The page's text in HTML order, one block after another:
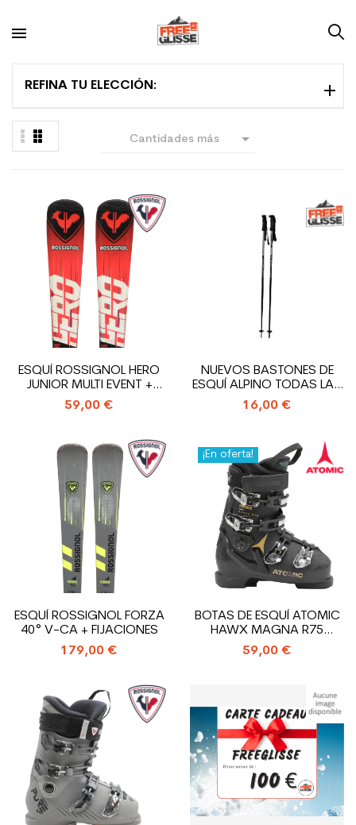
REFINA TU ELECCIÓN:
Cantidades más 
ESQUÍ ROSSIGNOL HERO
JUNIOR MULTI EVENT +
FIJACIONES
59,00 €
NUEVOS BASTONES DE
ESQUÍ ALPINO TODAS LAS
MARCAS UN PAR
16,00 €
ESQUÍ ROSSIGNOL FORZA
40° V-CA + FIJACIONES
179,00 €
BOTAS DE ESQUÍ ATOMIC
HAWX MAGNA R75
USADAS
59,00 €
¡En oferta!